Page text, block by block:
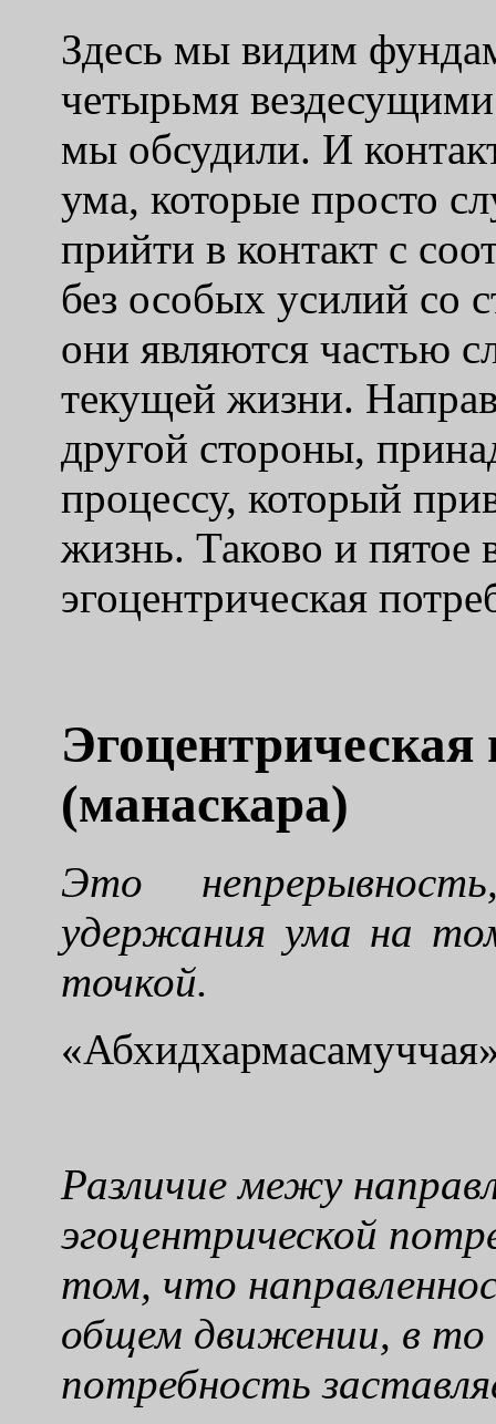
Здесь мы видим
четырьмя
мы обсудили. И
ума, которые просто
прийти в контакт с
без особых усилий со
они являются частью
текущей жизни.
другой стороны,
процессу, который
жизнь. Таково и пятое
эгоцентрическая
Эгоцентрическая
(манаскара)
Это
удержания ума на
точкой.
Различие межу
эгоцентрической
том, что
общем движении, в то
потребность